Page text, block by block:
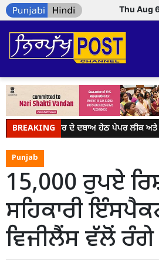
Thu Aug
BREAKING
ਮੋਦੀ ਸਰਕਾਰ ਦੇ ਦਬਾਅ ਹੇਠ ਪੇਪਰ ਲੀਕ ਅਤੇ
Punjab
15,000 ਰੁਪਏ
ਸਹਿਕਾਰੀ
ਵਿਜੀਲੈਂਸ ਵੱਲੋਂ ਰੰਗੇ